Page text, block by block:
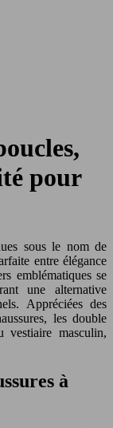
pour
entre élégance
emblématiques se
une alternative
Appréciées des
les double
vestiaire masculin,
à